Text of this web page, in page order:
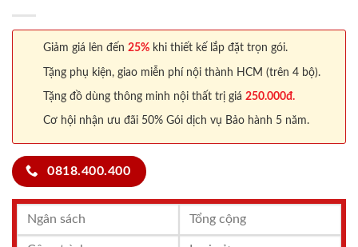
Giảm giá lên đến 25% khi thiết kế lắp đặt trọn gói.
Tặng phụ kiện, giao miễn phí nội thành HCM (trên 4 bộ).
Tặng đồ dùng thông minh nội thất trị giá 250.000đ.
Cơ hội nhận ưu đãi 50% Gói dịch vụ Bảo hành 5 năm.
0818.400.400